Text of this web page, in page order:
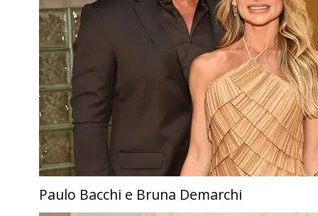
Paulo Bacchi e Bruna Demarchi